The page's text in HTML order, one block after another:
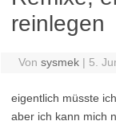
reinlegen
Von sysmek | 5.
eigentlich müsste
aber ich kann mich